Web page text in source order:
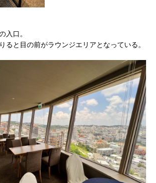
入口。
ると目の前がラウンジエリアとなっている。